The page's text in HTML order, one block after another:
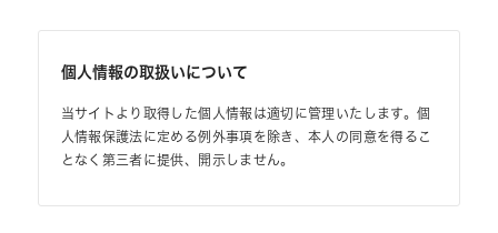
個人情報の取扱いについて
当サイトより取得した個人情報は適切に管理いたします。個
人情報保護法に定める例外事項を除き、本人の同意を得るこ
となく第三者に提供、開示しません。